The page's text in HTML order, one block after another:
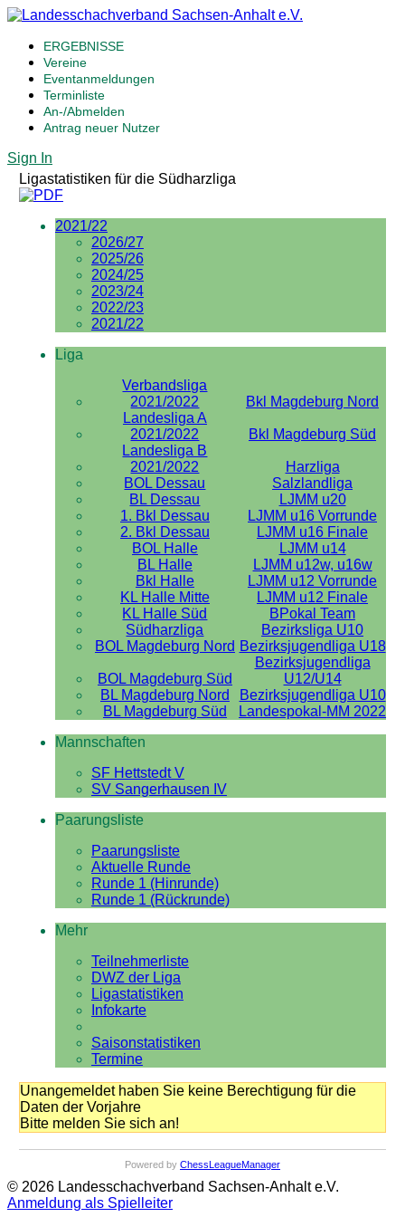
ERGEBNISSE
Vereine
Eventanmeldungen
Terminliste
An-/Abmelden
Antrag neuer Nutzer
Sign In
Ligastatistiken für die Südharzliga
2021/22
2026/27
2025/26
2024/25
2023/24
2022/23
2021/22
Liga
Verbandsliga
2021/2022
Bkl Magdeburg Nord
Landesliga A
2021/2022
Bkl Magdeburg Süd
Landesliga B
2021/2022
Harzliga
BOL Dessau
Salzlandliga
BL Dessau
LJMM u20
1. Bkl Dessau
LJMM u16 Vorrunde
2. Bkl Dessau
LJMM u16 Finale
BOL Halle
LJMM u14
BL Halle
LJMM u12w, u16w
Bkl Halle
LJMM u12 Vorrunde
KL Halle Mitte
LJMM u12 Finale
KL Halle Süd
BPokal Team
Südharzliga
Bezirksliga U10
BOL Magdeburg Nord Bezirksjugendliga U18
BOL Magdeburg Süd
Bezirksjugendliga
U12/U14
BL Magdeburg Nord
Bezirksjugendliga U10
BL Magdeburg Süd
Landespokal-MM 2022
Mannschaften
SF Hettstedt V
SV Sangerhausen IV
Paarungsliste
Paarungsliste
Aktuelle Runde
Runde 1 (Hinrunde)
Runde 1 (Rückrunde)
Mehr
Teilnehmerliste
DWZ der Liga
Ligastatistiken
Infokarte
Saisonstatistiken
Termine
Unangemeldet haben Sie keine Berechtigung für die
Daten der Vorjahre
Bitte melden Sie sich an!
Powered by ChessLeagueManager
© 2026 Landesschachverband Sachsen-Anhalt e.V.
Anmeldung als Spielleiter